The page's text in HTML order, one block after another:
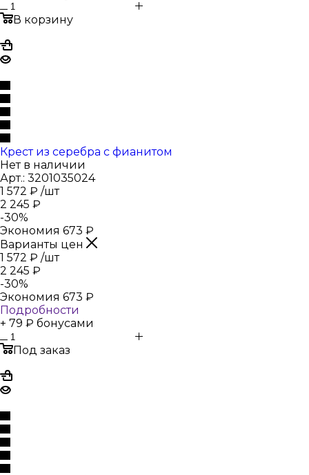
В корзину
Крест из серебра с фианитом
Нет в наличии
Арт.: 3201035024
1 572 ₽ /шт
2 245 ₽
-30%
Экономия 673 ₽
Варианты цен
1 572 ₽ /шт
2 245 ₽
-30%
Экономия 673 ₽
Подробности
+ 79 ₽ бонусами
Под заказ